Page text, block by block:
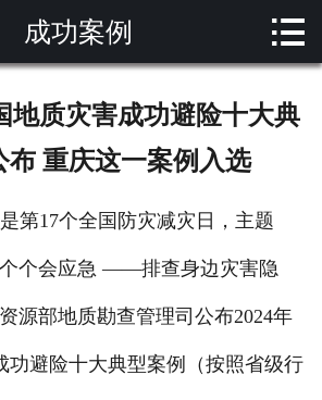
成功案例
技术支持
成功案例 
地质灾害成功避险十大典
布 重庆这一案例入选
17个全国防灾减灾日，主题
个个会应急 ——排查身边灾害隐
源部地质勘查管理司公布2024年
功避险十大典型案例（按照省级行